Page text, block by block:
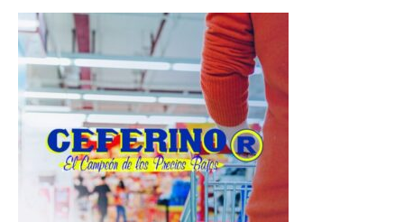
a
t
s
A
p
e
b
o
o
l
e
g
r
a